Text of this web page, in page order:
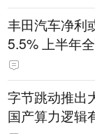
丰田汽车净利
5.5% 上半年
14.3万辆
字节跳动推出
国产算力逻辑